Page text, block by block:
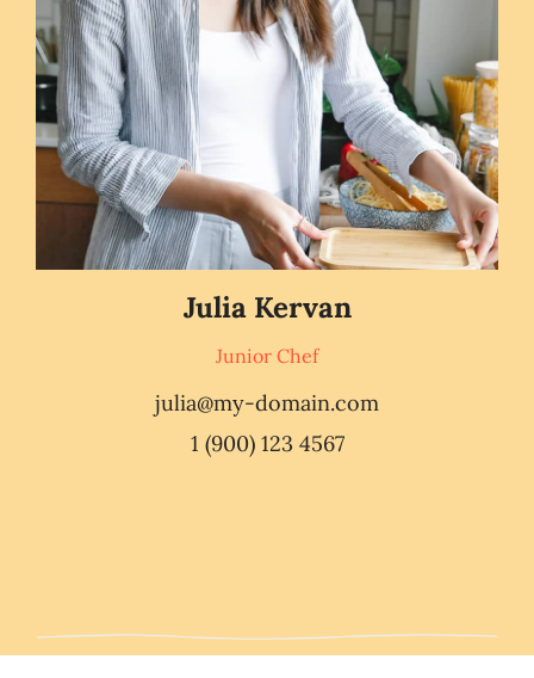
Julia Kervan
Junior Chef
julia@my-domain.com
1 (900) 123 4567